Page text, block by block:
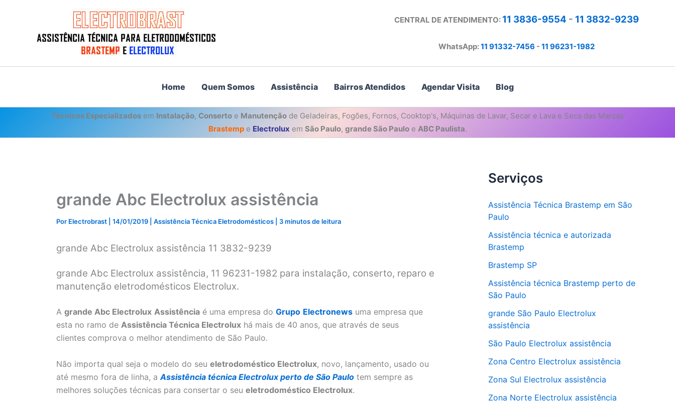
CENTRAL DE ATENDIMENTO: 11 3836-9554 - 11 3832-9239
WhatsApp:11 91332-7456 - 11 96231-1982
Home Quem Somos Assistência Bairros Atendidos Agendar Visita Blog
Técnicos Especializados em Instalação, Conserto e Manutenção de Geladeiras, Fogões, Fornos, Cooktop's, Máquinas de Lavar, Secar e Lava e Seca das Marcas
Brastempe Electrolux em São Paulo, grande São Pauloe ABC Paulista.
grande Abc Electrolux assistência
Por Electrobrast 14/01/2019 Assistência Técnica Eletrodomésticos 3 minutos de leitura
grande Abc Electrolux assistência 11 3832-9239
grande Abc Electrolux assistência, 11 96231-1982 para instalação, conserto, reparo e
manutenção eletrodomésticos Electrolux.
A grande Abc Electrolux Assistência é uma empresa do Grupo Electronews uma empresa que
esta no ramo de Assistência Técnica Electrolux há mais de 40 anos, que através de seus
clientes comprova o melhor atendimento de São Paulo.
Não importa qual seja o modelo do seu eletrodoméstico Electrolux, novo, lançamento, usado ou
até mesmo fora de linha, a Assistência técnica Electrolux perto de São Paulo tem sempre as
melhores soluções técnicas para consertar o seu eletrodoméstico Electrolux.
Serviços
Assistência Técnica Brastemp em São
Paulo
Assistência técnica e autorizada
Brastemp
Brastemp SP
Assistência técnica Brastemp perto de
São Paulo
grande São Paulo Electrolux
assistência
São Paulo Electrolux assistência
Zona Centro Electrolux assistência
Zona Sul Electrolux assistência
Zona Norte Electrolux assistência